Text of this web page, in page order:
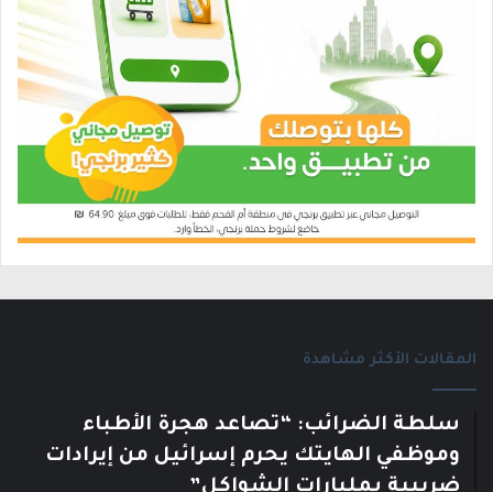
المقالات الأكثر مشاهدة
سلطة الضرائب: “تصاعد هجرة الأطباء
وموظفي الهايتك يحرم إسرائيل من إيرادات
ضريبية بمليارات الشواكل”